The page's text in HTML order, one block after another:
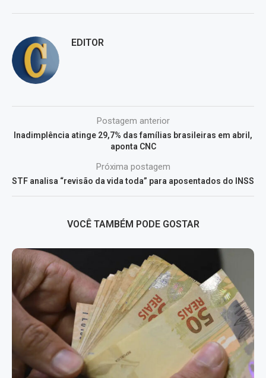
EDITOR
Postagem anterior
Inadimplência atinge 29,7% das famílias brasileiras em abril,
aponta CNC
Próxima postagem
STF analisa “revisão da vida toda” para aposentados do INSS
VOCÊ TAMBÉM PODE GOSTAR